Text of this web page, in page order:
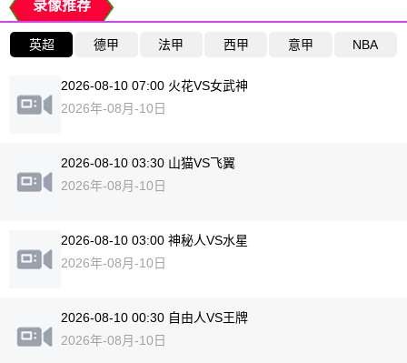
录像推荐
英超 德甲 法甲 西甲 意甲 NBA
2026-08-10 07:00 火花VS女武神
2026年-08月-10日
2026-08-10 03:30 山猫VS飞翼
2026年-08月-10日
2026-08-10 03:00 神秘人VS水星
2026年-08月-10日
2026-08-10 00:30 自由人VS王牌
2026年-08月-10日